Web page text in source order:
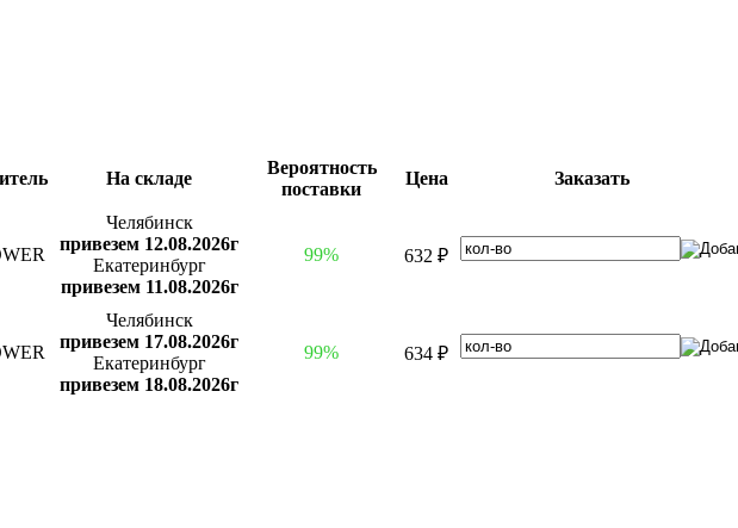
На складе
Вероятность
поставки
Цена Заказать
Челябинск
привезем 12.08.2026г
Екатеринбург
привезем 11.08.2026г
99% 632 ₽
Челябинск
привезем 17.08.2026г
Екатеринбург
привезем 18.08.2026г
99% 634 ₽